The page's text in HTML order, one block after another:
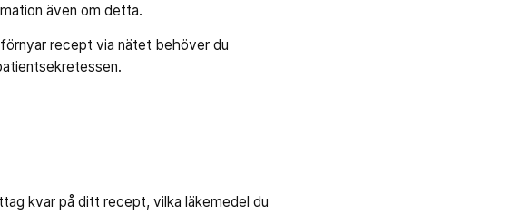
även om detta.
recept via nätet behöver du
kvar på ditt recept, vilka läkemedel du